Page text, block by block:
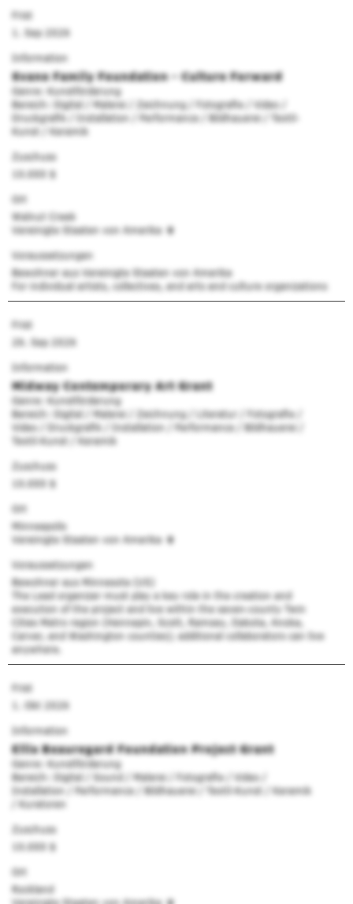
Frist
1. Sep 2026
Information
Svane Family Foundation - Culture Forward
Genre: Kunstförderung
Bereich: Digital / Malerei / Zeichnung / Fotografie / Video /
Druckgrafik / Installation / Performance / Bildhauerei / Textil-
Kunst / Keramik
Zuschuss
10.000 $
Ort
Walnut Creek
Vereinigte Staaten von Amerika
Voraussetzungen
Bewohner aus Vereinigte Staaten von Amerika
For individual artists, collectives, and arts and culture organizations
Frist
26. Sep 2026
Information
Midway Contemporary Art Grant
Genre: Kunstförderung
Bereich: Digital / Malerei / Zeichnung / Literatur / Fotografie /
Video / Druckgrafik / Installation / Performance / Bildhauerei /
Textil-Kunst / Keramik
Zuschuss
10.000 $
Ort
Minneapolis
Vereinigte Staaten von Amerika
Voraussetzungen
Bewohner aus Minnesota (US)
The Lead organizer must play a key role in the creation and
execution of the project and live within the seven-county Twin
Cities Metro region (Hennepin, Scott, Ramsey, Dakota, Anoka,
Carver, and Washington counties); additional collaborators can live
anywhere.
Frist
1. Okt 2026
Information
Ellis Beauregard Foundation Project Grant
Genre: Kunstförderung
Bereich: Digital / Sound / Malerei / Fotografie / Video /
Installation / Performance / Bildhauerei / Textil-Kunst / Keramik
/ Kuratoren
Zuschuss
10.000 $
Ort
Rockland